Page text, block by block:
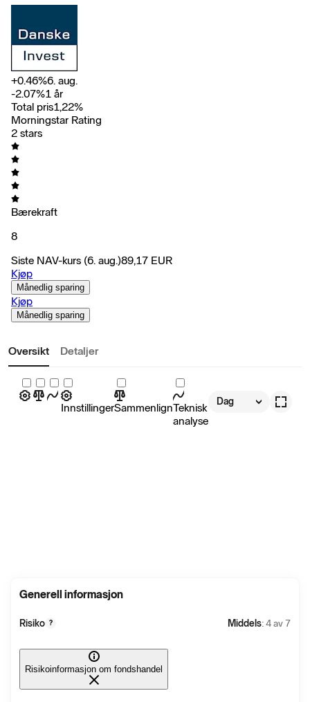
+0.46%6. aug.
-2.07%1 år
Total pris1,22%
Morningstar Rating
2 stars
Bærekraft
8
Siste NAV-kurs (6. aug.)89,17 EUR
Kjøp
Månedlig sparing
Kjøp
Månedlig sparing
Oversikt Detaljer
InnstillingerSammenlignTeknisk
analyse
Dag
Generell informasjon
Risiko ? Middels: 4 av 7
Risikoinformasjon om fondshandel